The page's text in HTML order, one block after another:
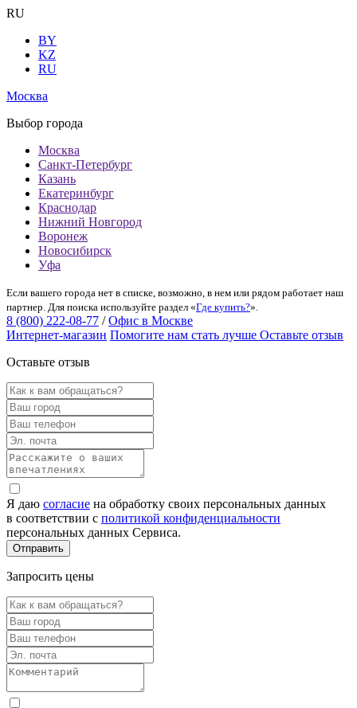
RU
BY
KZ
RU
Москва
Выбор города
Москва
Санкт-Петербург
Казань
Екатеринбург
Краснодар
Нижний Новгород
Воронеж
Новосибирск
Уфа
Если вашего города нет в списке, возможно, в нем или рядом работает наш
партнер. Для поиска используйте раздел «Где купить?».
8 (800) 222-08-77 / Офис в Москве
Интернет-магазин Помогите нам стать лучше Оставьте отзыв
Оставьте отзыв
Я даю согласие на обработку своих персональных данных
в соответствии с политикой конфиденциальности
персональных данных Сервиса.
Запросить цены